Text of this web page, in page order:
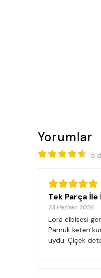
Yorumlar
5
Tek Parça İle
23 Haziran 2026
Lora elbisesi
Pamuk keten
uydu. Çiçek